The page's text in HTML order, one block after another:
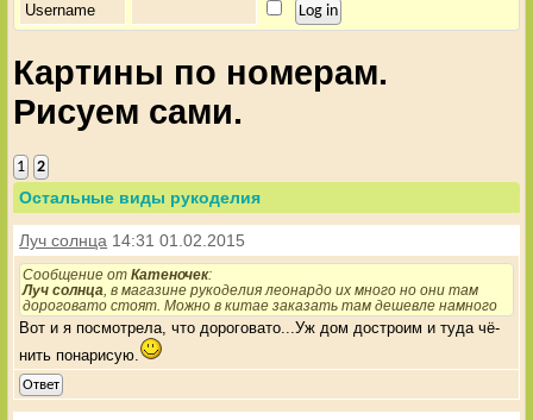
Картины по номерам.
Рисуем сами.
1 2
Остальные виды рукоделия
Луч солнца 14:31 01.02.2015
Сообщение отКатеночек:
Луч солнца , в магазине рукоделия леонардо их много но они там
дороговато стоят. Можно в китае заказать там дешевле намного
Вот и я посмотрела, что дороговато...Уж дом достроим и туда чё-
нить понарисую.
Ответ